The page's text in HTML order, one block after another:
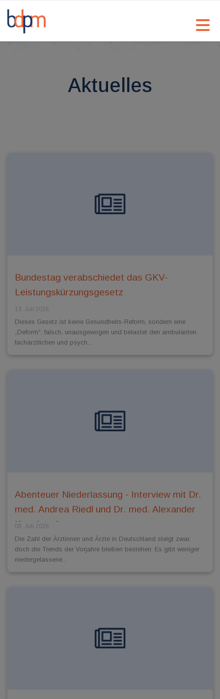
Aktuelles
Bundestag verabschiedet das GKV-
Leistungskürzungsgesetz
13. Juli 2026
Dieses Gesetz ist keine Gesundheits-Reform, sondern eine
„Deform“, falsch, unausgewogen und belastet den ambulanten
fachärztlichen und psych...
Abenteuer Niederlassung - Interview mit Dr.
med. Andrea Riedl und Dr. med. Alexander
Kugelstadt
08. Juli 2026
Die Zahl der Ärztinnen und Ärzte in Deutschland steigt zwar,
doch die Trends der Vorjahre bleiben bestehen: Es gibt weniger
niedergelassene...